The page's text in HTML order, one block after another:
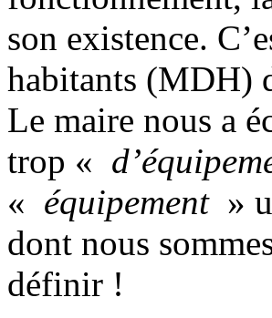
son existence.
habitants (MDH)
Le maire nous a
trop «
« équipement »
dont nous
définir !